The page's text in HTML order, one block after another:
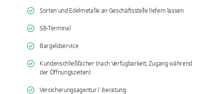
Sorten und Edelmetalle an Geschäftsstelle liefern lassen
SB-Terminal
Bargeldservice
Kundenschließfächer (nach Verfügbarkeit, Zugang während
der Öffnungszeiten)
Versicherungsagentur / -beratung